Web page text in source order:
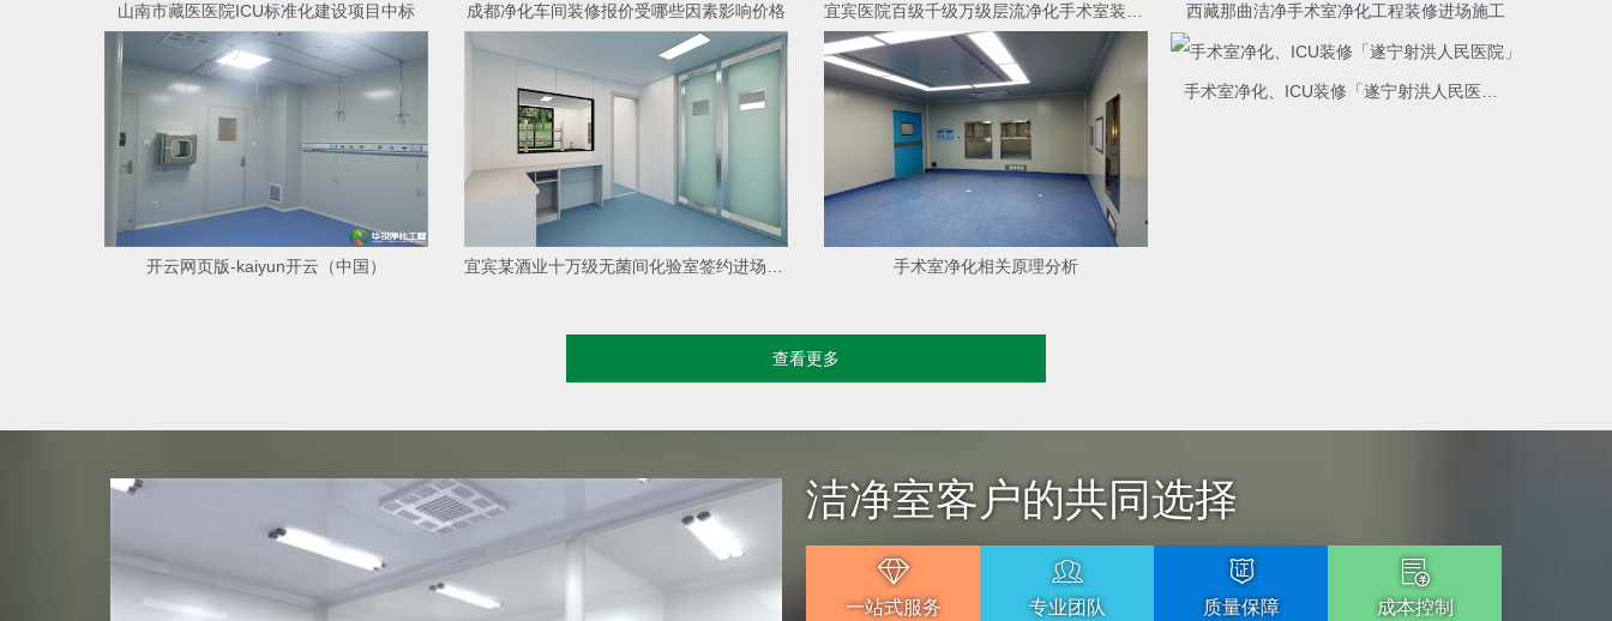
山南市藏医医院ICU标准化建设项目中标 成都净化车间装修报价受哪些因素影响价格 西藏那曲洁净手术室净化工程装修进场施工
开云网页版-kaiyun开云（中国） 手术室净化相关原理分析
查看更多
洁净室客户的共同选择
一站式服务 专业团队 质量保障 成本控制